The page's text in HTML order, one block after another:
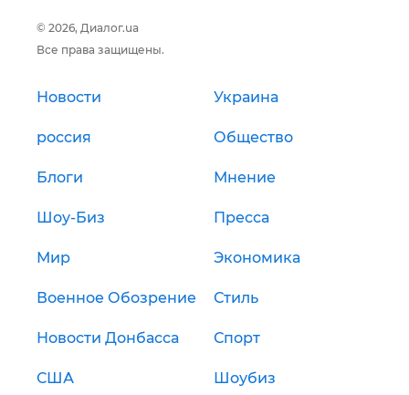
© 2026, Диалог.ua
Все права защищены.
Новости Украина
россия Общество
Блоги Мнение
Шоу-Биз Пресса
Мир Экономика
Военное Обозрение Стиль
Новости Донбасса Спорт
США Шоубиз